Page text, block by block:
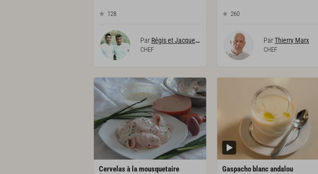
128
Par Régis et Jacques Marcon
CHEF
260
ParThierry Marx
CHEF
Cervelasà lamousquetaire Gaspacho blancandalou